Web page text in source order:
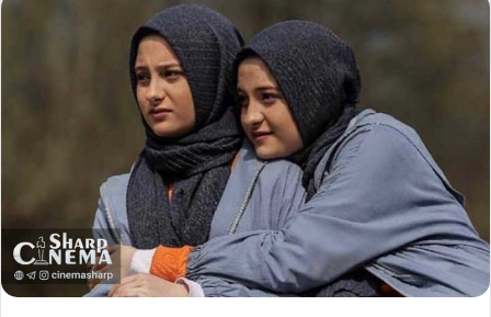
w
o
n
X
ا
ی
ی
ل